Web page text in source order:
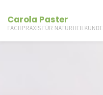
Carola Paster
FACHPRAXIS FÜR NATURHEILKUNDE